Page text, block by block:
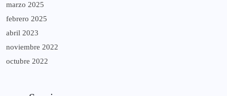
marzo 2025
febrero 2025
abril 2023
noviembre 2022
octubre 2022